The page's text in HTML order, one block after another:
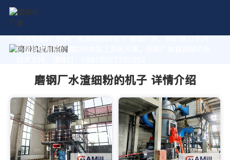
作为专业的 磨钢厂水渣细粉的机子 制造厂家，我们致力于为
您量身定制高价值的粉体加工系统方案。获取厂家直销报价及
磨钢厂水渣细粉的机子 详情介绍